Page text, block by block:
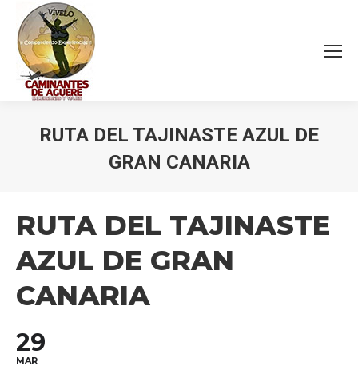
RUTA DEL TAJINASTE AZUL DE
GRAN CANARIA
RUTA DEL TAJINASTE
AZUL DE GRAN
CANARIA
29
MAR